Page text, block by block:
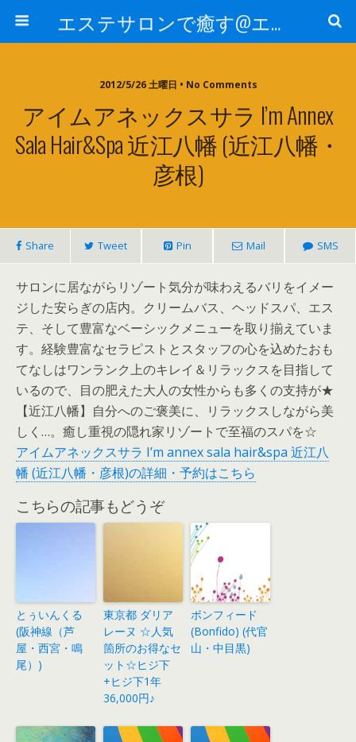
エステサロンで癒す@エステ～全国エステ情報
2012/5/26 土曜日 • No Comments
アイムアネックスサラ I’m Annex
Sala Hair&spa 近江八幡 (近江八幡・
彦根)
Share Tweet Pin Mail SMS
サロンに居ながらリゾート気分が味わえるバリをイメー
ジした安らぎの店内。クリームバス、ヘッドスパ、エス
テ、そして豊富なベーシックメニューを取り揃えていま
す。経験豊富なセラピストとスタッフの心を込めたおも
てなしはワンランク上のキレイ＆リラックスを目指して
いるので、目の肥えた大人の女性からも多くの支持が★
【近江八幡】自分へのご褒美に、リラックスしながら美
しく…。癒し重視の隠れ家リゾートで至福のスパを☆
アイムアネックスサラ I’m annex sala hair&spa 近江八
幡 (近江八幡・彦根)の詳細・予約はこちら
こちらの記事もどうぞ
とぅいんくる
(阪神線（芦
屋・西宮・鳴
尾）)
東京都 ダリア
レーヌ ☆人気
箇所のお得なセ
ット☆ヒジ下
+ヒジ下1年
36,000円♪
ボンフィード
(Bonfido) (代官
山・中目黒)